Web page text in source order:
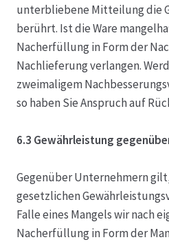
unterbliebene Mitteilung die
berührt. Ist die Ware
Nacherfüllung in Form der
Nachlieferung verlangen.
zweimaligem
so haben Sie Anspruch auf
6.3 Gewährleistung
Gegenüber Unternehmern
gesetzlichen
Falle eines Mangels wir nach
Nacherfüllung in Form der